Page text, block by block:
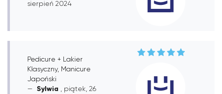
sierpień 2024
Pedicure + Lakier
Klasyczny, Manicure
Japoński
Sylwia
, piątek, 26